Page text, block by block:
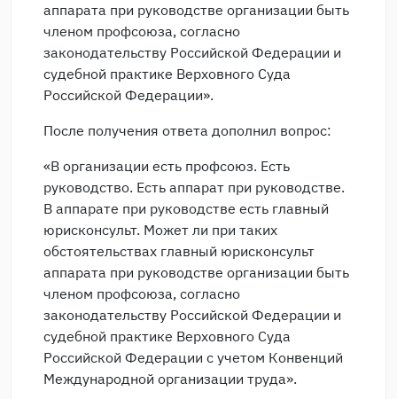
аппарата при руководстве организации быть
членом профсоюза, согласно
законодательству Российской Федерации и
судебной практике Верховного Суда
Российской Федерации».
После получения ответа дополнил вопрос:
«В организации есть профсоюз. Есть
руководство. Есть аппарат при руководстве.
В аппарате при руководстве есть главный
юрисконсульт. Может ли при таких
обстоятельствах главный юрисконсульт
аппарата при руководстве организации быть
членом профсоюза, согласно
законодательству Российской Федерации и
судебной практике Верховного Суда
Российской Федерации с учетом Конвенций
Международной организации труда».